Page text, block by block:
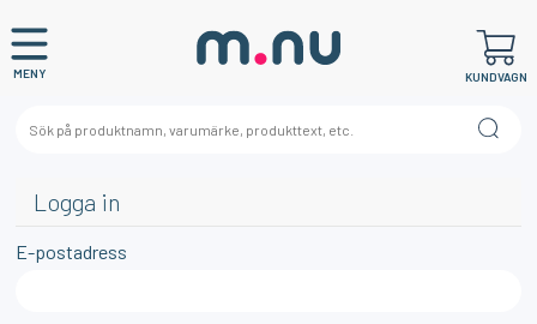
MENY KUNDVAGN
Logga in
E-postadress